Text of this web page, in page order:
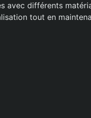
avec différents
tout en